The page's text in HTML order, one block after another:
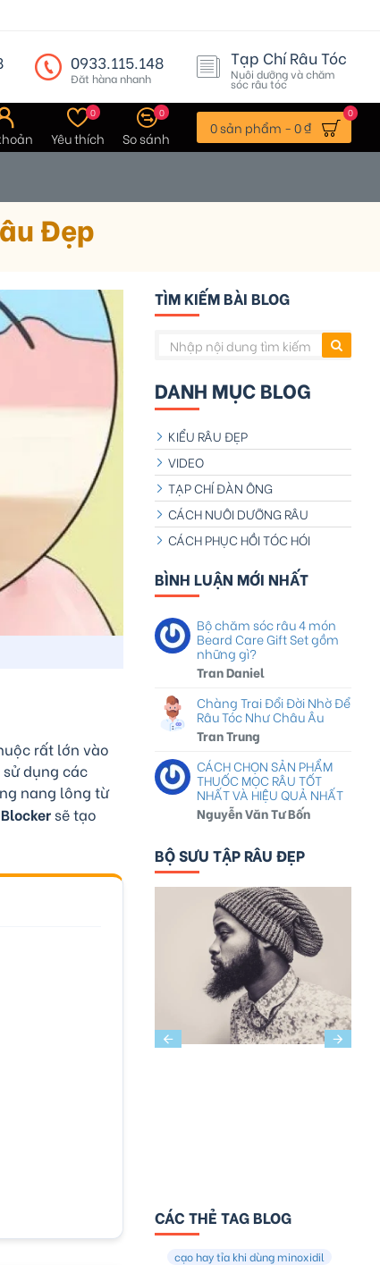
0933.115.148
Đặt hàng nhanh
Tạp Chí Râu Tóc
Nuôi dưỡng và chăm
sóc râu tóc
Yêu thích
0
So sánh
0
0 sản phẩm - 0 ₫
0
Đẹp
rất lớn vào
dụng các
nang lông từ
sẽ tạo
TÌM KIẾM BÀI BLOG
DANH MỤC BLOG
KIỂU RÂU ĐẸP
VIDEO
TẠP CHÍ ĐÀN ÔNG
CÁCH NUÔI DƯỠNG RÂU
CÁCH PHỤC HỒI TÓC HÓI
BÌNH LUẬN MỚI NHẤT
Bộ chăm sóc râu 4 món
Beard Care Gift Set gồm
những gì?
Tran Daniel
Chàng Trai Đổi Đời Nhờ Để
Râu Tóc Như Châu Âu
Tran Trung
CÁCH CHỌN SẢN PHẨM
THUỐC MỌC RÂU TỐT
NHẤT VÀ HIỆU QUẢ NHẤT
Nguyễn Văn Tư Bốn
BỘ SƯU TẬP RÂU ĐẸP
CÁC THẺ TAG BLOG
cạo hay tỉa khi dùng minoxidil